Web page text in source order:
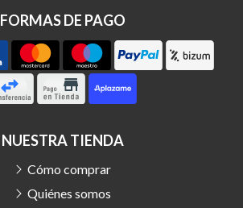
FORMAS DE PAGO
NUESTRA TIENDA
Cómo comprar
Quiénes somos